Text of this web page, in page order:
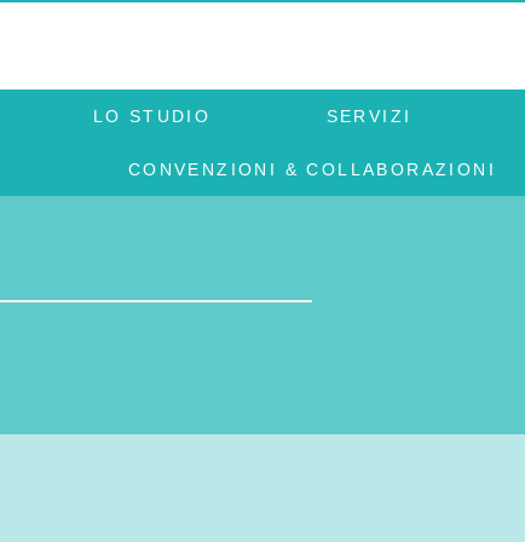
LO STUDIO SERVIZI
CONVENZIONI & COLLABORAZIONI